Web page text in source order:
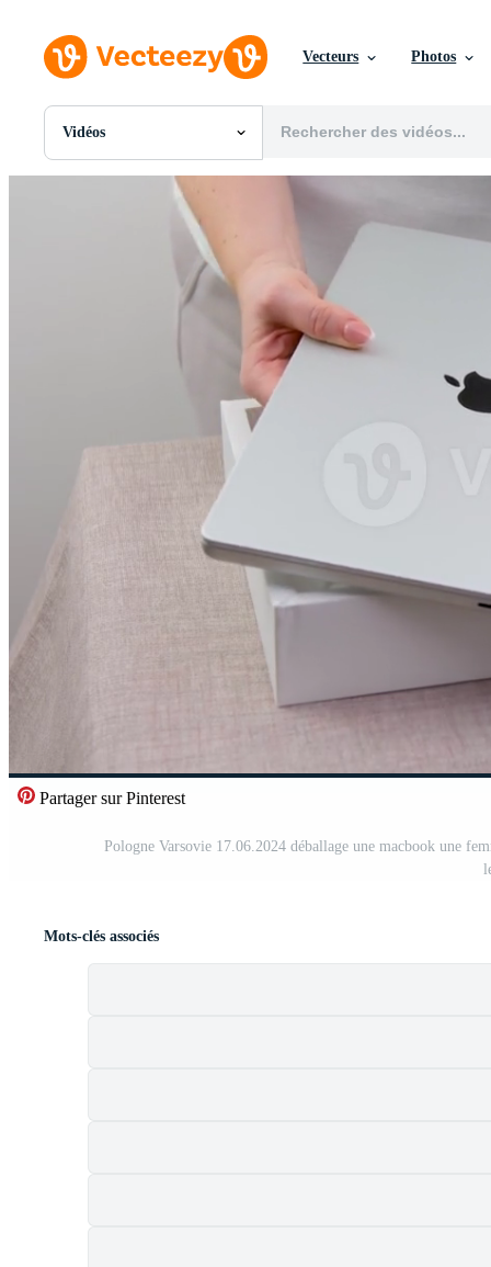
Vecteurs Photos
Vidéos
Toutes Images
Événements Éditoriaux
Partager sur Pinterest
Pologne Varsovie 17.06.2024 déballage une macbook une
Mots-clés associés